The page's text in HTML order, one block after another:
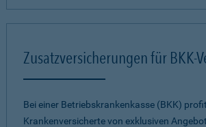
Zusatzversicherungen für BKK-
Bei einer Betriebskrankenkasse (BKK)
Krankenversicherte von exklusiven